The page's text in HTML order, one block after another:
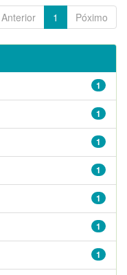
Anterior 1 Póximo
1
1
1
1
1
1
1